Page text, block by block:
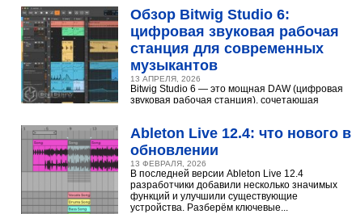
Обзор Bitwig Studio 6:
цифровая звуковая рабочая
станция для современных
музыкантов
13 АПРЕЛЯ, 2026
Bitwig Studio 6 — это мощная DAW (цифровая
звуковая рабочая станция), сочетающая
Ableton Live 12.4: что нового в
обновлении
13 ФЕВРАЛЯ, 2026
В последней версии Ableton Live 12.4
разработчики добавили несколько значимых
функций и улучшили существующие
устройства. Разберём ключевые...